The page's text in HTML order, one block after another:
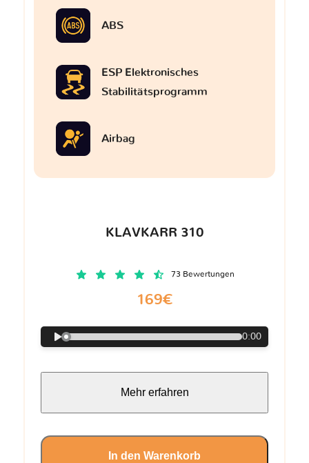
ABS
ESP Elektronisches
Stabilitätsprogramm
Airbag
KLAVKARR 310
73 Bewertungen
169€
0:00
Mehr erfahren
In den Warenkorb